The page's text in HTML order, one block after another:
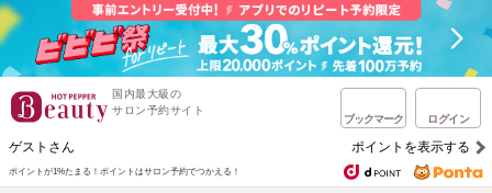
国内最大級の
サロン予約サイト
ブックマーク ログイン
ゲストさん ポイントを表示する
ポイントが1%たまる！ ポイントはサロン予約でつかえる！